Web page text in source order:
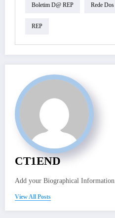
Boletim D@ REP Rede
REP
CT1END
Add your Biographical Information.
View All Posts